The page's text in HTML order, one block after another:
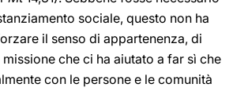
sociale, questo non ha
il senso di appartenenza, di
che ci ha aiutato a far sì che
con le persone e le comunità